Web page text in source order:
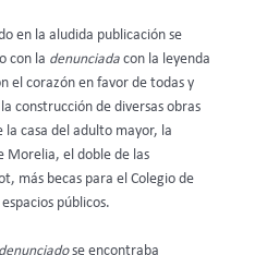
en la aludida publicación se
con la denunciada con la leyenda
el corazón en favor de todas y
construcción de diversas obras
la casa del adulto mayor, la
Morelia, el doble de las
más becas para el Colegio de
públicos.
denunciadose encontraba